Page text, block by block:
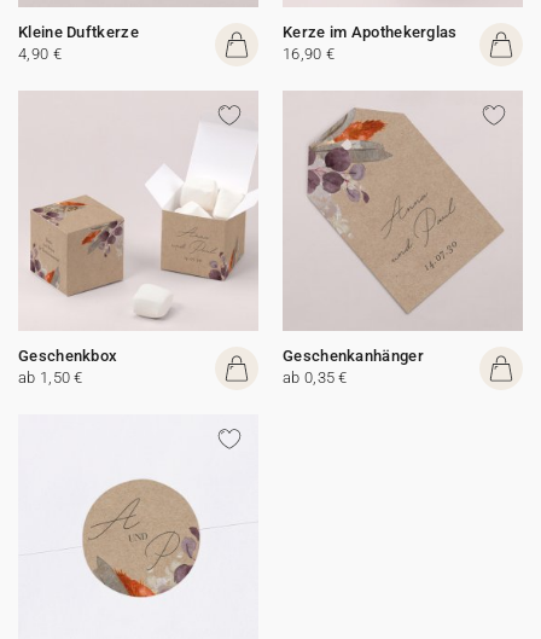
Kleine Duftkerze
4,90 €
Kerze im Apothekerglas
16,90 €
Geschenkbox
ab 1,50 €
Geschenkanhänger
ab 0,35 €